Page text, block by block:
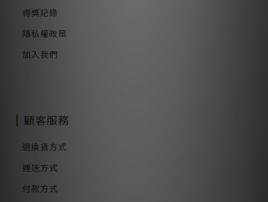
得獎記錄
隱私權政策
加入我們
顧客服務
退換貨方式
運送方式
付款方式